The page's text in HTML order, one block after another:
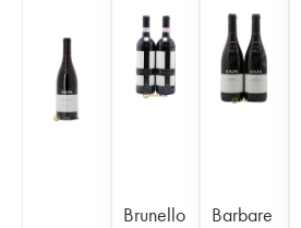
Brunello
Barbare